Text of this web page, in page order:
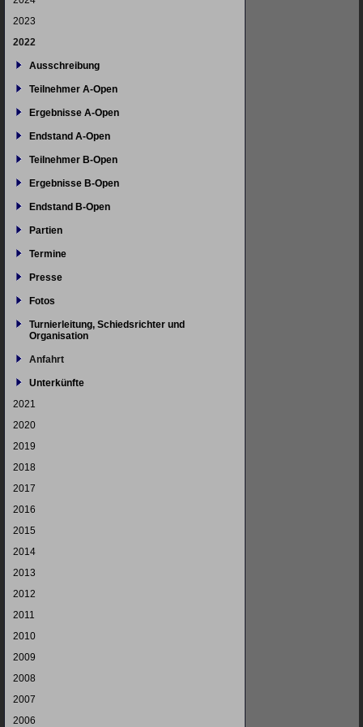
2023
2022
Ausschreibung
Teilnehmer A-Open
Ergebnisse A-Open
Endstand A-Open
Teilnehmer B-Open
Ergebnisse B-Open
Endstand B-Open
Partien
Termine
Presse
Fotos
Turnierleitung, Schiedsrichter und
Organisation
Anfahrt
Unterkünfte
2021
2020
2019
2018
2017
2016
2015
2014
2013
2012
2011
2010
2009
2008
2007
2006